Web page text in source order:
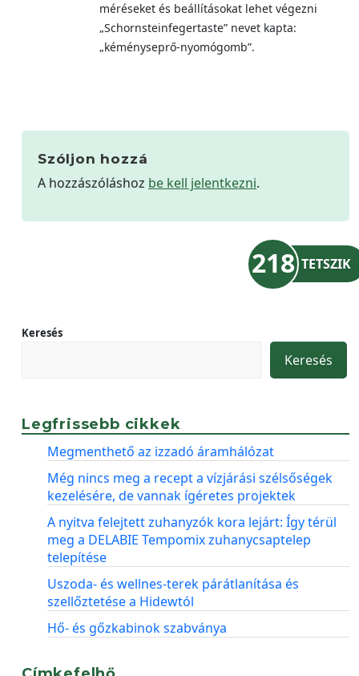
méréseket és beállításokat lehet végezni
„Schornsteinfegertaste” nevet kapta:
„kéményseprő-nyomógomb”.
Szóljon hozzá
A hozzászóláshoz be kell jelentkezni.
218 TETSZIK
Keresés
Keresés
Legfrissebb cikkek
Megmenthető az izzadó áramhálózat
Még nincs meg a recept a vízjárási szélsőségek
kezelésére, de vannak ígéretes projektek
A nyitva felejtett zuhanyzók kora lejárt: Így térül
meg a DELABIE Tempomix zuhanycsaptelep
telepítése
Uszoda- és wellnes-terek párátlanítása és
szellőztetése a Hidewtól
Hő- és gőzkabinok szabványa